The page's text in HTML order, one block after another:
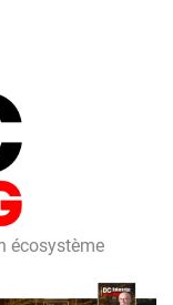
écosystème